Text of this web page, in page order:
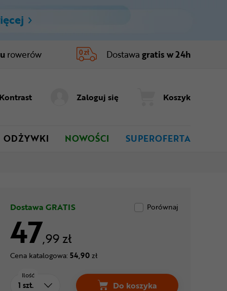
rowerów Dostawa gratis w 24h
Kontrast Zaloguj się Koszyk
ODŻYWKI NOWOŚCI SUPEROFERTA
Dostawa GRATIS Porównaj
47,99 zł
Cena katalogowa: 54,90zł
Ilość
Do koszyka